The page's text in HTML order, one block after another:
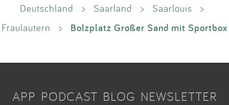
Deutschland > Saarland > Saarlouis
>
Fraulautern
> Bolzplatz Großer Sand mit Sportbox
APP PODCAST BLOG NEWSLETTER